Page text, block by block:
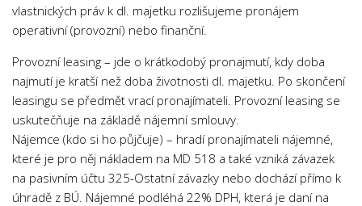
Ekonomie
Fyzika
Informatika
Jazyky
Management
Marketing
Němčina
Občanská nauka
vlastnických práv k dl. majetku rozlišujeme pronájem
operativní (provozní) nebo finanční.
Provozní leasing – jde o krátkodobý pronajmutí, kdy doba
najmutí je kratší než doba životnosti dl. majetku. Po skončení
leasingu se předmět vrací pronajímateli. Provozní leasing se
uskutečňuje na základě nájemní smlouvy.
Nájemce (kdo si ho půjčuje) – hradí pronajímateli nájemné,
které je pro něj nákladem na MD 518 a také vzniká závazek
na pasivním účtu 325-Ostatní závazky nebo dochází přímo k
úhradě z BÚ. Nájemné podléhá 22% DPH, která je daní na